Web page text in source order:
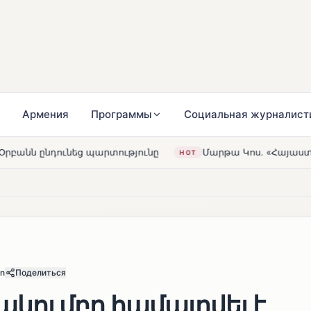
Армения Программы Социальная
HOT Մարթա Կոս. «Հայաստանն ու ԵՄ-ն երբեք
Поделиться